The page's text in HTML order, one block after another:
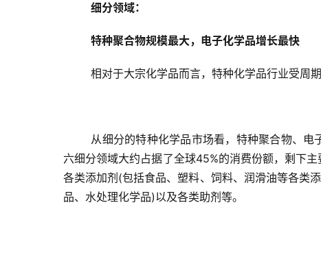
细分领域：
特种聚合物规模最大，电子化学品增长最快
相对于大宗化学品而言，特种化学品行业受周
从细分的特种化学品市场看，特种聚合物、
六细分领域大约占据了全球45%的消费份额，剩下
各类添加剂(包括食品、塑料、饲料、润滑油等各类
品、水处理化学品)以及各类助剂等。